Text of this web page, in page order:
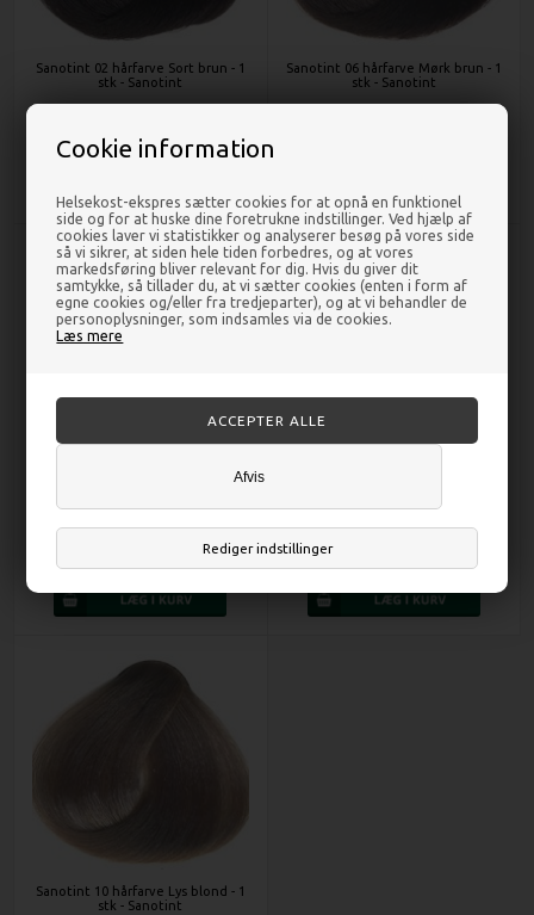
Cookie information
Helsekost-ekspres sætter cookies for at opnå en funktionel
side og for at huske dine foretrukne indstillinger. Ved hjælp af
cookies laver vi statistikker og analyserer besøg på vores side
så vi sikrer, at siden hele tiden forbedres, og at vores
markedsføring bliver relevant for dig. Hvis du giver dit
samtykke, så tillader du, at vi sætter cookies (enten i form af
egne cookies og/eller fra tredjeparter), og at vi behandler de
personoplysninger, som indsamles via de cookies.
Læs mere
Rediger indstillinger
Afvis
Sanotint 02 hårfarve Sort brun - 1
stk - Sanotint
DKK 103,00
Sanotint 06 hårfarve Mørk brun - 1
stk - Sanotint
Sanotint 09 hårfarve Naturblond -
Sanotint 10 hårfarve Lys blond - 1
stk - Sanotint